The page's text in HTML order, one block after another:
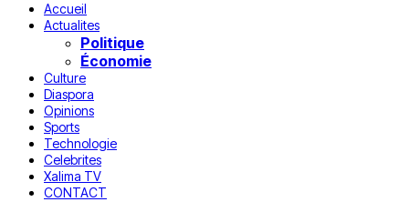
Accueil
Actualites
Politique
Économie
Culture
Diaspora
Opinions
Sports
Technologie
Celebrites
Xalima TV
CONTACT